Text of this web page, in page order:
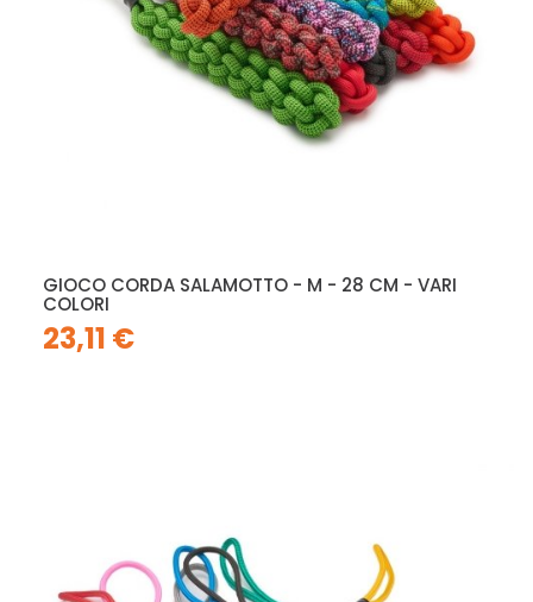
GIOCO CORDA SALAMOTTO - M - 28 CM - VARI
COLORI
23,11 €